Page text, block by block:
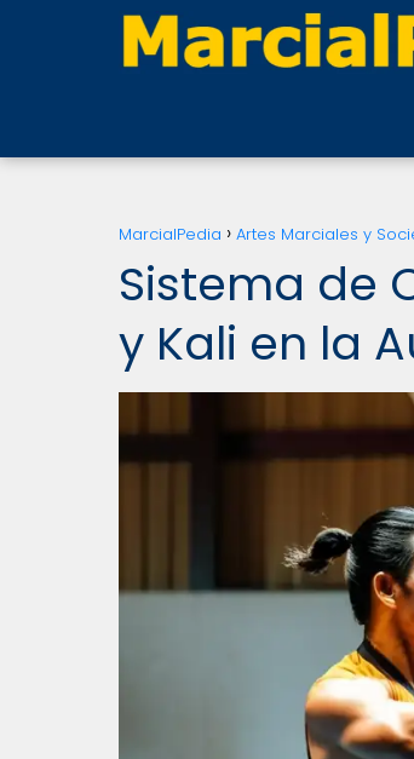
MarcialPedia Artes Marciales y
Sistema de
y Kali en la